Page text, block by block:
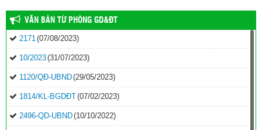
VĂN BẢN TỪ PHÒNG GD&ĐT
2171(07/08/2023)
10/2023(31/07/2023)
1120/QĐ-UBND(29/05/2023)
1814/KL-BGDĐT(07/02/2023)
2496-QD-UBND(10/10/2022)